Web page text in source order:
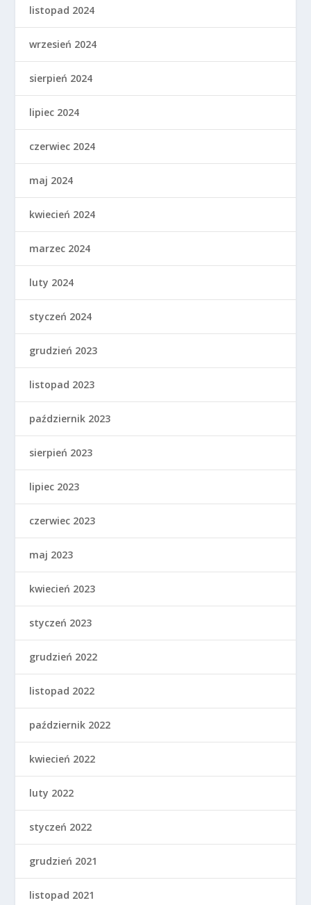
listopad 2024
wrzesień 2024
sierpień 2024
lipiec 2024
czerwiec 2024
maj 2024
kwiecień 2024
marzec 2024
luty 2024
styczeń 2024
grudzień 2023
listopad 2023
październik 2023
sierpień 2023
lipiec 2023
czerwiec 2023
maj 2023
kwiecień 2023
styczeń 2023
grudzień 2022
listopad 2022
październik 2022
kwiecień 2022
luty 2022
styczeń 2022
grudzień 2021
listopad 2021